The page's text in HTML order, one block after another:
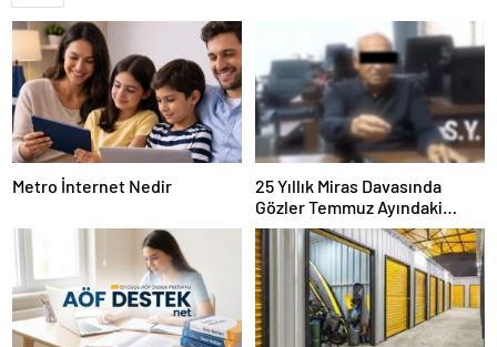
Metro İnternet Nedir
25 Yıllık Miras Davasında
Gözler Temmuz Ayındaki
Karar Duruşmasına Çevrildi